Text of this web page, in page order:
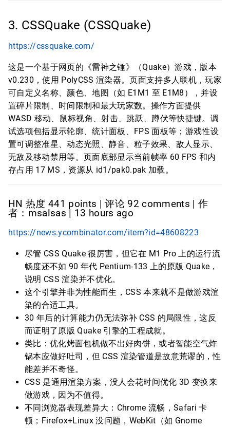
3. CSSQuake (CSSQuake)
https://cssquake.com/
这是一个基于网页的《雷神之锤》（Quake）游戏，版本
v0.230，使用 PolyCSS 渲染器。页面支持多人联机，玩家
可自定义名称、颜色、地图（如 E1M1 至 E1M8），并设
置碎片限制、时间限制和最大玩家数。操作方面提供
WASD 移动、鼠标视角、射击、跳跃、蹲伏等快捷键。调
试选项包括显示轮廓、统计面板、FPS 面板等；游戏性设
置可调整准星、动态光照、静音、粒子效果、敌人显示、
无敌及移动禁用等。页面底部显示当前帧率 60 FPS 和内
存占用 17 MS，资源从 id1/pak0.pak 加载。
HN 热度 441 points | 评论 92 comments | 作
者：msalsas | 13 hours ago
https://news.ycombinator.com/item?id=48608223
尽管 CSS Quake 很厉害，但它在 M1 Pro 上的运行流
畅度还不如 90 年代 Pentium-133 上的原版 Quake，
说明 CSS 渲染并不优化。
这个引擎并非为性能而生，CSS 本来就不是做游戏渲
染的合适工具。
30 年后的计算能力仍无法弥补 CSS 的局限性，这反
而证明了原版 Quake 引擎的工程成就。
类比：优化烤面包机做不出好肉饼，或者智能空气炸
锅本应做好吐司，但 CSS 渲染管道是故意荒谬的，性
能差并不奇怪。
CSS 是通用渲染方案，没人会花时间优化 3D 变换来
做游戏，因为不值得。
不同浏览器表现差异大：Chrome 流畅，Safari 卡
顿；Firefox+Linux 没问题，WebKit（如 Gnome